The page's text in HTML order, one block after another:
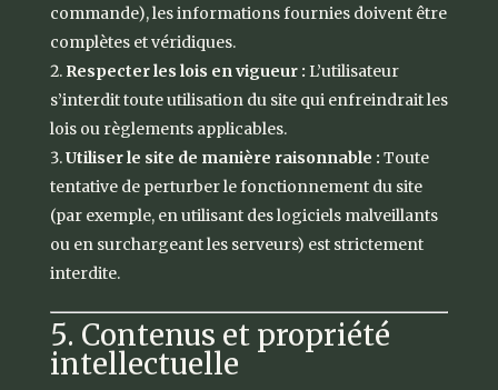
commande), les informations fournies doivent être
complètes et véridiques.
Respecter les lois en vigueur : L’utilisateur
s’interdit toute utilisation du site qui enfreindrait les
lois ou règlements applicables.
Utiliser le site de manière raisonnable : Toute
tentative de perturber le fonctionnement du site
(par exemple, en utilisant des logiciels malveillants
ou en surchargeant les serveurs) est strictement
interdite.
5. Contenus et propriété
intellectuelle